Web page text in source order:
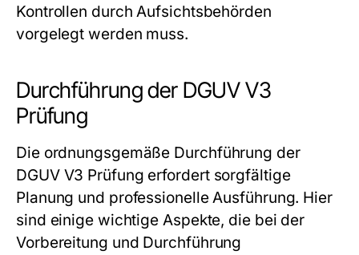
Kontrollen durch Aufsichtsbehörden
vorgelegt werden muss.
Durchführung der DGUV V3
Prüfung
Die ordnungsgemäße Durchführung der
DGUV V3 Prüfung erfordert sorgfältige
Planung und professionelle Ausführung. Hier
sind einige wichtige Aspekte, die bei der
Vorbereitung und Durchführung